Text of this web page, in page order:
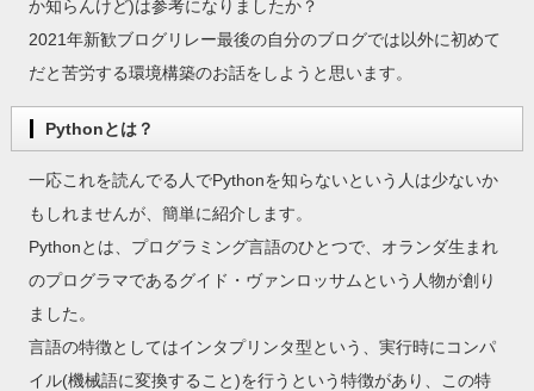
か知らんけど)は参考になりましたか？
2021年新歓ブログリレー最後の自分のブログでは以外に初めて
だと苦労する環境構築のお話をしようと思います。
Pythonとは？
一応これを読んでる人でPythonを知らないという人は少ないか
もしれませんが、簡単に紹介します。
Pythonとは、プログラミング言語のひとつで、オランダ生まれ
のプログラマであるグイド・ヴァンロッサムという人物が創り
ました。
言語の特徴としてはインタプリンタ型という、実行時にコンパ
イル(機械語に変換すること)を行うという特徴があり、この特